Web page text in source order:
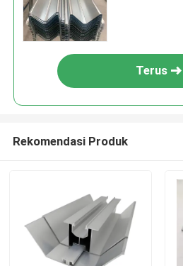
Terus
Rekomendasi Produk